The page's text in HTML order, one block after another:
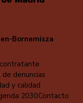
Bornemisza
de denuncias
y calidad
2030Contacto